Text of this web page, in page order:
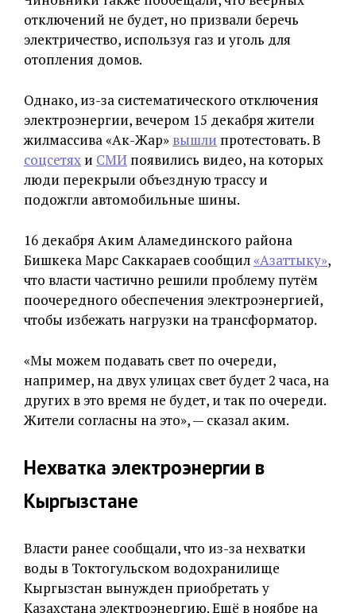
отключений не будет, но призвали беречь
электричество, используя газ и уголь для
отопления домов.
Однако, из-за систематического отключения
электроэнергии, вечером 15 декабря жители
жилмассива «Ак-Жар» вышли протестовать. В
соцсетях и СМИ появились видео, на которых
люди перекрыли объездную трассу и
подожгли автомобильные шины.
16 декабря Аким Аламединского района
Бишкека Марс Саккараев сообщил«Азаттыку»,
что власти частично решили проблему путём
поочередного обеспечения электроэнергией,
чтобы избежать нагрузки на трансформатор.
«Мы можем подавать свет по очереди,
например, на двух улицах свет будет 2 часа, на
других в это время не будет, и так по очереди.
Жители согласны на это», — сказал аким.
Нехватка электроэнергии в
Кыргызстане
Власти ранее сообщали, что из-за нехватки
воды в Токтогульском водохранилище
Кыргызстан вынужден приобретать у
Казахстана электроэнергию. Ещё в ноябре на